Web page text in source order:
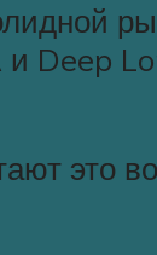
Deep
это